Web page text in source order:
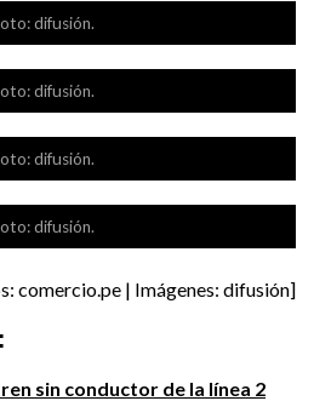
difusión.
difusión.
difusión.
difusión.
comercio.pe | Imágenes: difusión]
sin conductor de la línea 2